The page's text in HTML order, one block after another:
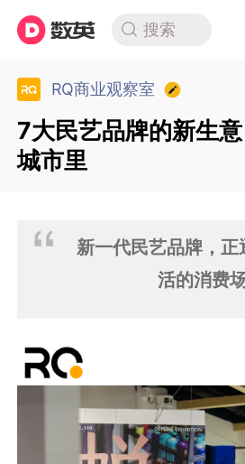
搜索
RQ商业观察室
7大民艺品牌的新生
城市里
新一代民艺品牌，
活的消费场